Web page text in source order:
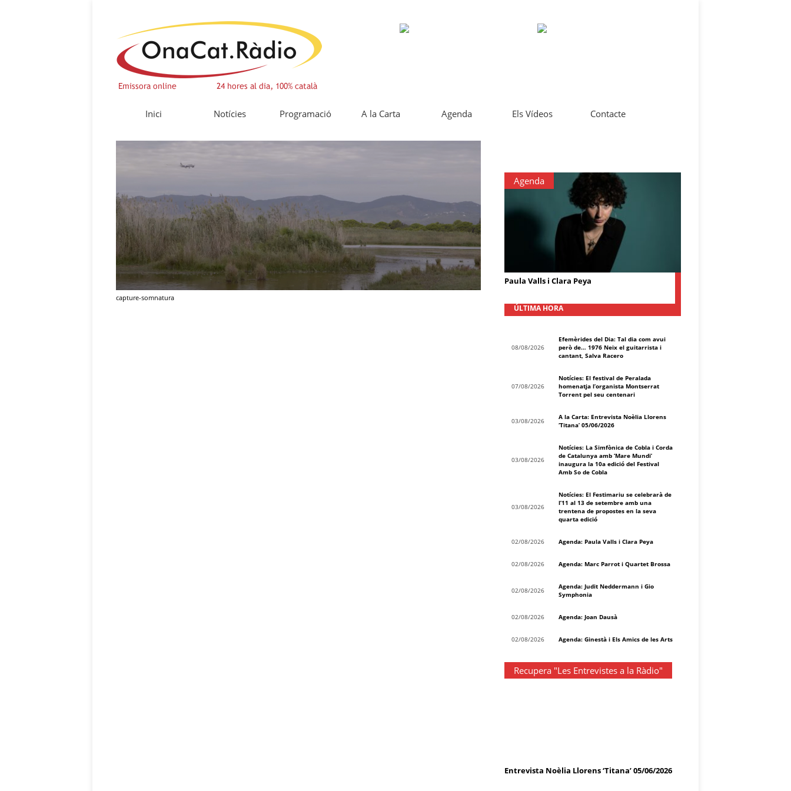
Inici Notícies Programació A la Carta Agenda Els Vídeos Contacte
capture-somnatura
Agenda
Paula Valls i Clara Peya
ÚLTIMA HORA
08/08/2026
Efemèrides del Dia: Tal dia com avui
però de… 1976 Neix el guitarrista i
cantant, Salva Racero
07/08/2026
Notícies: El festival de Peralada
homenatja l’organista Montserrat
Torrent pel seu centenari
03/08/2026
A la Carta: Entrevista Noèlia Llorens
‘Titana’ 05/06/2026
03/08/2026
Notícies: La Simfònica de Cobla i Corda
de Catalunya amb ‘Mare Mundi’
inaugura la 10a edició del Festival
Amb So de Cobla
03/08/2026
Notícies: El Festimariu se celebrarà de
l’11 al 13 de setembre amb una
trentena de propostes en la seva
quarta edició
02/08/2026 Agenda: Paula Valls i Clara Peya
02/08/2026 Agenda: Marc Parrot i Quartet Brossa
02/08/2026
Agenda: Judit Neddermann i Gio
Symphonia
02/08/2026 Agenda: Joan Dausà
02/08/2026 Agenda: Ginestà i Els Amics de les Arts
Recupera "Les Entrevistes a la Ràdio"
Entrevista Noèlia Llorens ‘Titana’ 05/06/2026